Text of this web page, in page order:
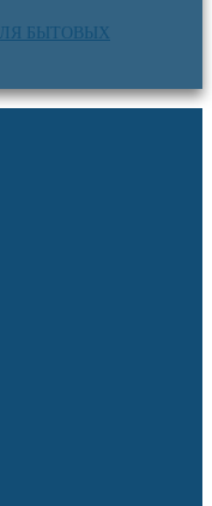
БЫТОВЫХ